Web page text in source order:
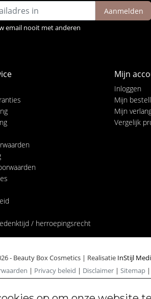
Aanmelden
email nooit met anderen
/ herroepingsrecht
Mijn
Inloggen
Mijn
Mijn
Vergelijk
- Beauty Box Cosmetics | Realisatie InStijl
| Privacy beleid | Disclaimer | Sitemap |